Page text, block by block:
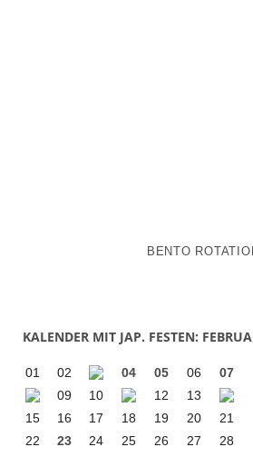
BENTO
KALENDER MIT JAP. FESTEN:
01 02 04 05 06
07
09
10 12
13
15
16 17 18 19 20
21
22
23 24 25 26 27 28